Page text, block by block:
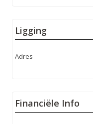
Ligging
Adres
Financiële Info